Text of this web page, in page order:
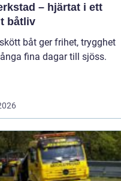
– hjärtat i ett
båtliv
båt ger frihet, trygghet
fina dagar till sjöss.